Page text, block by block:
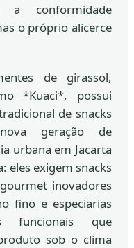
a conformidade
o próprio alicerce
de girassol,
*Kuaci*, possui
de snacks
geração de
urbana em Jacarta
eles exigem snacks
inovadores
fino e especiarias
funcionais que
sob o clima